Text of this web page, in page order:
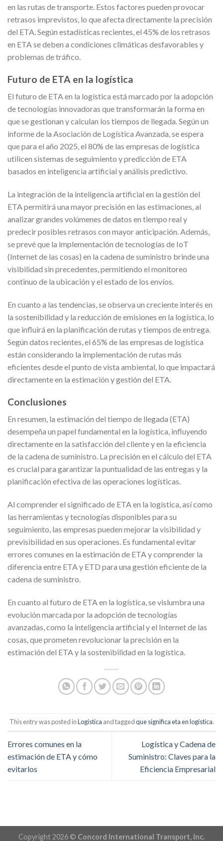
en las rutas de transporte. Estos factores pueden provocar
retrasos imprevistos, lo que afecta directamente la precisión
del ETA. Según estadísticas recientes, el 45% de los retrasos
en ETA se deben a condiciones climáticas desfavorables y
problemas de tráfico.
Futuro de ETA en la logística
El futuro de ETA en la logística está marcado por la adopción
de tecnologías innovadoras que transformarán la forma en
que se gestionan y calculan los tiempos de llegada. Según un
informe de la Asociación de Logística Avanzada, se espera
que para el año 2025, el 80% de las empresas de logística
utilicen sistemas de seguimiento y predicción de ETA
basados en inteligencia artificial y análisis predictivo.
La integración de la inteligencia artificial en la gestión del
ETA permitirá una mayor precisión en las estimaciones, al
analizar grandes volúmenes de datos en tiempo real y
predecir posibles retrasos con mayor anticipación. Además,
se prevé que la implementación de tecnologías de IoT
(Internet de las cosas) en la cadena de suministro brinde una
visibilidad sin precedentes, permitiendo el monitoreo
continuo de la ubicación y el estado de los envíos.
En cuanto a las tendencias, se observa un creciente interés en
la sostenibilidad y la reducción de emisiones en la logística, lo
que influirá en la planificación de rutas y tiempos de entrega.
Según datos recientes, el 65% de las empresas de logística
están considerando la implementación de rutas más
eficientes desde el punto de vista ambiental, lo que impactará
directamente en la estimación y gestión del ETA.
Conclusiones
En resumen, la estimación del tiempo de llegada (ETA)
desempeña un papel fundamental en la logística, influyendo
directamente en la satisfacción del cliente y en la eficiencia
de la cadena de suministro. La precisión en el cálculo del ETA
es crucial para garantizar la puntualidad de las entregas y la
planificación efectiva de las operaciones logísticas.
Al comprender el significado de ETA en la logística, así como
las herramientas y tecnologías disponibles para su
seguimiento, las empresas pueden mejorar la visibilidad y
previsibilidad en sus operaciones. Es fundamental evitar
errores comunes en la estimación de ETA y comprender la
diferencia entre ETA y ETD para una gestión eficiente de la
cadena de suministro.
En cuanto al futuro de ETA en la logística, se vislumbra una
evolución marcada por la adopción de tecnologías
avanzadas, como la inteligencia artificial y el Internet de las
cosas, que prometen revolucionar la precisión en la
estimación del ETA y la sostenibilidad en la logística.
This entry was posted inLogistica and taggedque significa eta en logistica.
Errores comunes en la
estimación de ETA y cómo
evitarlos
Logística y Cadena de
Suministro: Claves para la
Eficiencia Empresarial
Copyright 2026 © Concord International Transport, Inc.